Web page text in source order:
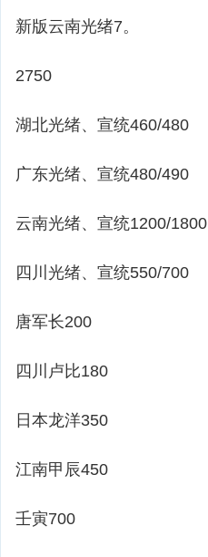
新版云南光绪7。
2750
湖北光绪、宣统460/480
广东光绪、宣统480/490
云南光绪、宣统1200/1800
四川光绪、宣统550/700
唐军长200
四川卢比180
日本龙洋350
江南甲辰450
壬寅700